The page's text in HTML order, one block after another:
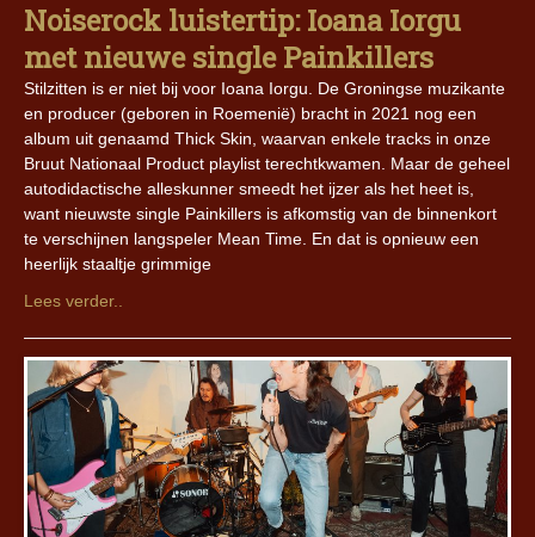
Noiserock luistertip: Ioana Iorgu
met nieuwe single Painkillers
Stilzitten is er niet bij voor Ioana Iorgu. De Groningse muzikante
en producer (geboren in Roemenië) bracht in 2021 nog een
album uit genaamd Thick Skin, waarvan enkele tracks in onze
Bruut Nationaal Product playlist terechtkwamen. Maar de geheel
autodidactische alleskunner smeedt het ijzer als het heet is,
want nieuwste single Painkillers is afkomstig van de binnenkort
te verschijnen langspeler Mean Time. En dat is opnieuw een
heerlijk staaltje grimmige
Lees verder..